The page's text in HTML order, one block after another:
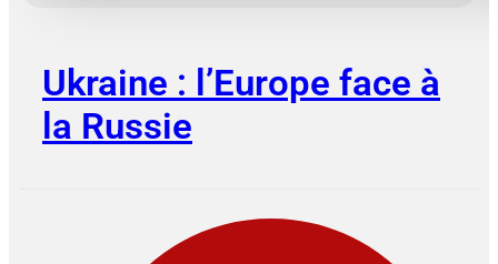
Ukraine : l’Europe face à
la Russie